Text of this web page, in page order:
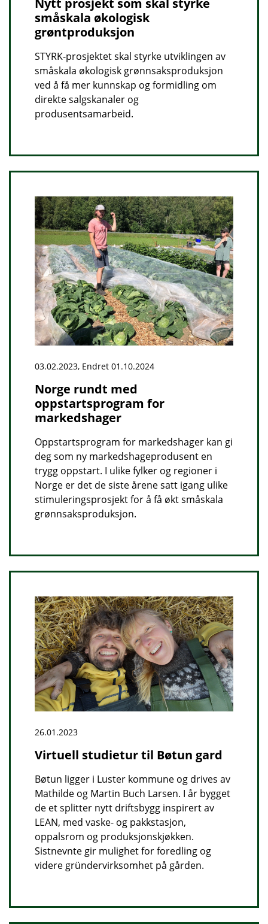
småskala økologisk
grøntproduksjon
STYRK-prosjektet skal styrke utviklingen av
småskala økologisk grønnsaksproduksjon
ved å få mer kunnskap og formidling om
direkte salgskanaler og
produsentsamarbeid.
03.02.2023, Endret 01.10.2024
Norge rundt med
oppstartsprogram for
markedshager
Oppstartsprogram for markedshager kan gi
deg som ny markedshageprodusent en
trygg oppstart. I ulike fylker og regioner i
Norge er det de siste årene satt igang ulike
stimuleringsprosjekt for å få økt småskala
grønnsaksproduksjon.
26.01.2023
Virtuell studietur til Bøtun gard
Bøtun ligger i Luster kommune og drives av
Mathilde og Martin Buch Larsen. I år bygget
de et splitter nytt driftsbygg inspirert av
LEAN, med vaske- og pakkstasjon,
oppalsrom og produksjonskjøkken.
Sistnevnte gir mulighet for foredling og
videre gründervirksomhet på gården.